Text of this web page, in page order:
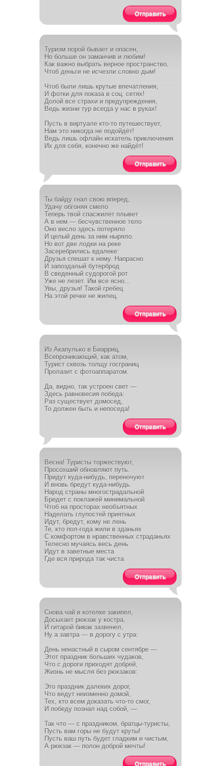
Отправить
Туризм порой бывает и опасен,
Но больше он заманчив и любим!
Как важно выбрать верное пространство,
Чтоб деньги не исчезли словно дым!
Чтоб были лишь крутые впечатления,
И фотки для показа в соц. сетях!
Долой все страхи и предупреждения,
Ведь жизни тур всегда у нас в руках!
Пусть в виртуале кто-то путешествует,
Нам это никогда не подойдёт!
Ведь лишь офлайн искатель приключения
Их для себя, конечно же найдёт!
Отправить
Ты байду гнал свою вперед,
Удачу обгоняя смело
Теперь твой спасжилет плывет
А в нем — бесчувственное тело
Оно весло здесь потеряло
И целый день за ним ныряло.
Но вот две лодки на реке
Засеребрились вдалеке:
Друзья спешат к нему. Напрасно.
И запоздалый бутерброд
В сведенный судорогой рот
Уже не лезет. Им все ясно...
Увы, друзья! Такой гребец
На этой речке не жилец.
Отправить
Из Акапулько в Биарриц,
Всепроникающий, как атом,
Турист сквозь толщу госграниц
Пролазит с фотоаппаратом.
Да, видно, так устроен свет —
Здесь равновесия победа:
Раз существует домосед,
То должен быть и непоседа!
Отправить
Весна! Туристы торжествуют,
Просохший обновляют путь.
Придут куда-нибудь, переночуют
И вновь бредут куда-нибудь.
Народ страны многострадальной
Бредет с поклажей минимальной
Чтоб на просторах необъятных
Наделать глупостей приятных
Идут, бредут, кому не лень
Те, кто пол-года жили в зданьях
С комфортом в нравственных страданьях
Телесно мучаясь весь день
Идут в заветные места
Где вся природа так чиста
Отправить
Снова чай в котелке закипел,
Досыхает рюкзак у костра,
И гитарой бивак зазвенел,
Ну а завтра — в дорогу с утра:
День ненастный в сыром сентябре —
Этот праздник больших чудаков,
Что с дороги приходят добрей,
Жизнь не мысля без рюкзаков:
Это праздник далеких дорог,
Что ведут неизменно домой,
Тех, кто всем доказать что-то смог,
И победу познал над собой, —
Так что — с праздником, братцы-туристы,
Пусть вам горы не будут круты!
Пусть ваш путь будет гладким и чистым,
А рюкзак — полон доброй мечты!
Отправить